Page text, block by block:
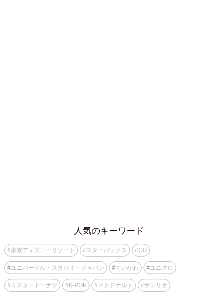
人気のキーワード
#東京ディズニーリゾート #スターバックス #GU
#ユニバーサル・スタジオ・ジャパン #ちいかわ #ユニクロ
#ミスタードーナツ #K-POP #マクドナルド #サンリオ